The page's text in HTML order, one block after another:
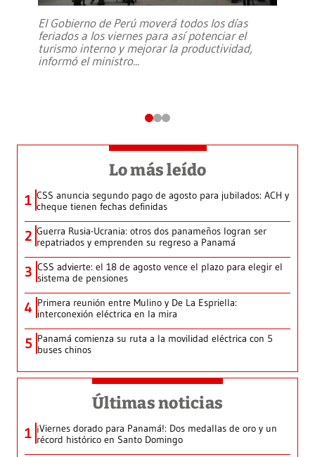
El Gobierno de Perú moverá todos los días
feriados a los viernes para así potenciar el
turismo interno y mejorar la productividad,
informó el ministro...
Lo más leído
1 CSS anuncia segundo pago de agosto para jubilados: ACH y
cheque tienen fechas definidas
2 Guerra Rusia-Ucrania: otros dos panameños logran ser
repatriados y emprenden su regreso a Panamá
3 CSS advierte: el 18 de agosto vence el plazo para elegir el
sistema de pensiones
4 Primera reunión entre Mulino y De La Espriella:
interconexión eléctrica en la mira
5 Panamá comienza su ruta a la movilidad eléctrica con 5
buses chinos
Últimas noticias
1 ¡Viernes dorado para Panamá!: Dos medallas de oro y un
récord histórico en Santo Domingo